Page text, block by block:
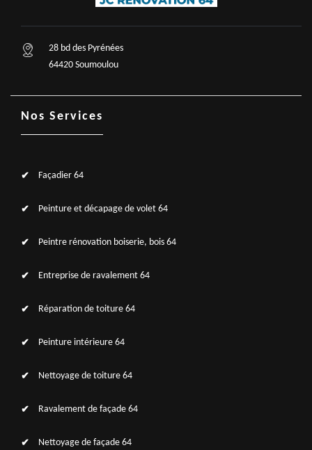
28 bd des Pyrénées
64420 Soumoulou
Nos Services
Façadier 64
Peinture et décapage de volet 64
Peintre rénovation boiserie, bois 64
Entreprise de ravalement 64
Réparation de toiture 64
Peinture intérieure 64
Nettoyage de toiture 64
Ravalement de façade 64
Nettoyage de façade 64